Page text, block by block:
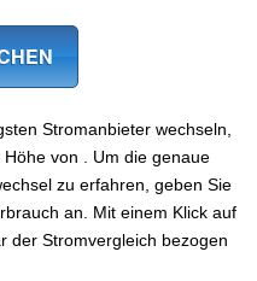
Stromanbieter wechseln,
von . Um die genaue
zu erfahren, geben Sie
an. Mit einem Klick auf
der Stromvergleich bezogen